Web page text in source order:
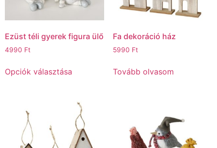
Ezüst téli gyerek figura ülő
4990 Ft
Opciók választása
Fa dekoráció ház
5990 Ft
Tovább olvasom